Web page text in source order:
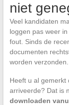
niet
Veel kandidaten
loggen pas weer
fout. Sinds de
documenten
worden verzonden.
Heeft u al gemerkt
arriveerde? Dat is
downloaden